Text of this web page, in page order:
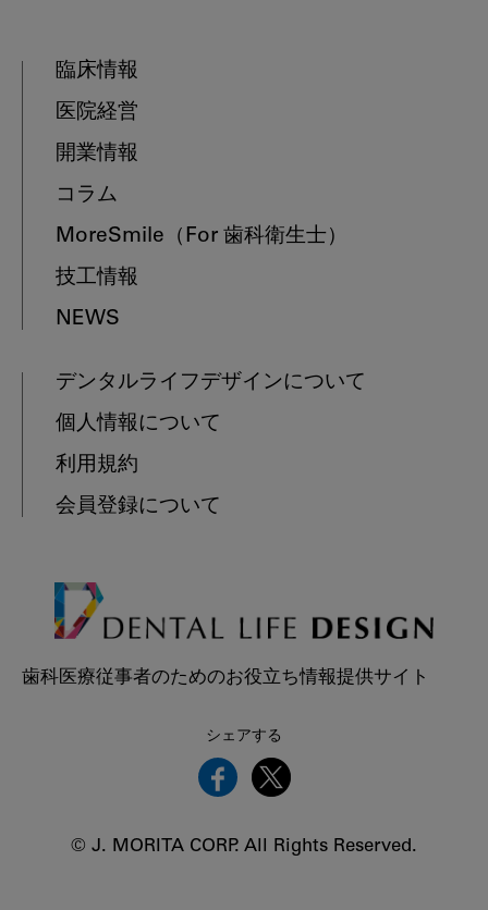
臨床情報
医院経営
開業情報
コラム
MoreSmile （For 歯科衛生士）
技工情報
NEWS
デンタルライフデザインについて
個人情報について
利用規約
会員登録について
歯科医療従事者のためのお役立ち情報提供サイト
シェアする
© J. MORITA CORP. All Rights Reserved.